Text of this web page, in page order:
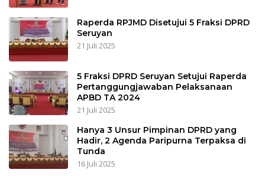
Raperda RPJMD Disetujui 5 Fraksi DPRD
Seruyan
21 Juli 2025
5 Fraksi DPRD Seruyan Setujui Raperda
Pertanggungjawaban Pelaksanaan
APBD TA 2024
21 Juli 2025
Hanya 3 Unsur Pimpinan DPRD yang
Hadir, 2 Agenda Paripurna Terpaksa di
Tunda
16 Juli 2025